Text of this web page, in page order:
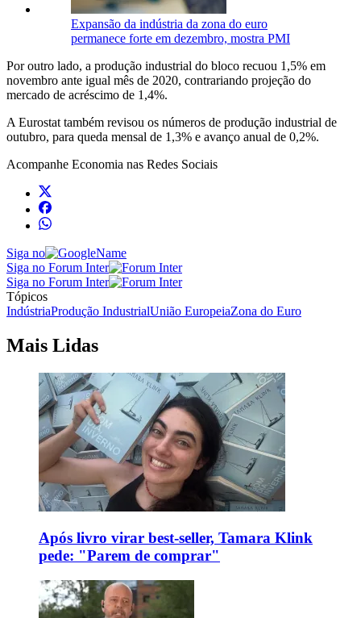
Expansão da indústria da zona do euro
permanece forte em dezembro, mostra PMI
Por outro lado, a produção industrial do bloco recuou 1,5% em
novembro ante igual mês de 2020, contrariando projeção do
mercado de acréscimo de 1,4%.
A Eurostat também revisou os números de produção industrial de
outubro, para queda mensal de 1,3% e avanço anual de 0,2%.
Acompanhe Economia nas Redes Sociais
Siga no
Siga no Forum Inter
Siga no Forum Inter
Tópicos
IndústriaProdução IndustrialUnião EuropeiaZona do Euro
Mais Lidas
Após livro virar best-seller, Tamara Klink
pede: "Parem de comprar"